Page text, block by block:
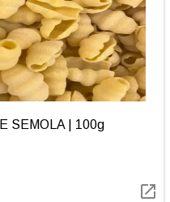
SEMOLA | 100g
